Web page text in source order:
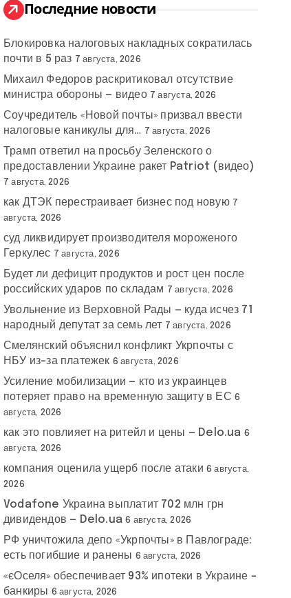
:
Последние новости
Блокировка налоговых накладных сократилась
почти в 5 раз 7 августа, 2026
Михаил Федоров раскритиковал отсутствие
министра обороны — видео 7 августа, 2026
Соучредитель «Новой почты» призвал ввести
налоговые каникулы для… 7 августа, 2026
Трамп ответил на просьбу Зеленского о
предоставлении Украине ракет Patriot (видео)
7 августа, 2026
как ДТЭК перестраивает бизнес под новую 7
августа, 2026
суд ликвидирует производителя мороженого
Геркулес 7 августа, 2026
Будет ли дефицит продуктов и рост цен после
российских ударов по складам 7 августа, 2026
Увольнение из Верховной Рады — куда исчез 71
народный депутат за семь лет 7 августа, 2026
Смелянский объяснил конфликт Укрпочты с
НБУ из-за платежек 6 августа, 2026
Усиление мобилизации — кто из украинцев
потеряет право на временную защиту в ЕС 6
августа, 2026
как это повлияет на ритейл и цены — Delo.ua 6
августа, 2026
компания оценила ущерб после атаки 6 августа,
2026
Vodafone Украина выплатит 702 млн грн
дивидендов — Delo.ua 6 августа, 2026
РФ уничтожила депо «Укрпочты» в Павлограде:
есть погибшие и ранены 6 августа, 2026
«єОселя» обеспечивает 93% ипотеки в Украине –
банкиры 6 августа, 2026